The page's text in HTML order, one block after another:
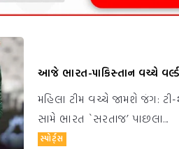
આજે ભારત-પાકિસ્તાન વચ્ચે
મહિલા ટીમ વચ્ચે જામશે જંગ: ટી-
સામે ભારત `સરતાજ’ પાછલા...
સ્પોર્ટ્સ